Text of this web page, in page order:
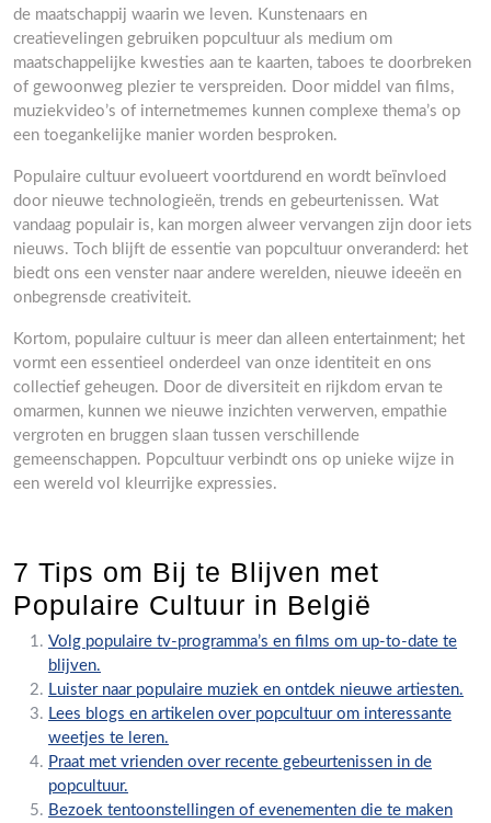
de maatschappij waarin we leven. Kunstenaars en
creatievelingen gebruiken popcultuur als medium om
maatschappelijke kwesties aan te kaarten, taboes te doorbreken
of gewoonweg plezier te verspreiden. Door middel van films,
muziekvideo’s of internetmemes kunnen complexe thema’s op
een toegankelijke manier worden besproken.
Populaire cultuur evolueert voortdurend en wordt beïnvloed
door nieuwe technologieën, trends en gebeurtenissen. Wat
vandaag populair is, kan morgen alweer vervangen zijn door iets
nieuws. Toch blijft de essentie van popcultuur onveranderd: het
biedt ons een venster naar andere werelden, nieuwe ideeën en
onbegrensde creativiteit.
Kortom, populaire cultuur is meer dan alleen entertainment; het
vormt een essentieel onderdeel van onze identiteit en ons
collectief geheugen. Door de diversiteit en rijkdom ervan te
omarmen, kunnen we nieuwe inzichten verwerven, empathie
vergroten en bruggen slaan tussen verschillende
gemeenschappen. Popcultuur verbindt ons op unieke wijze in
een wereld vol kleurrijke expressies.
7 Tips om Bij te Blijven met
Populaire Cultuur in België
Volg populaire tv-programma’s en films om up-to-date te
blijven.
Luister naar populaire muziek en ontdek nieuwe artiesten.
Lees blogs en artikelen over popcultuur om interessante
weetjes te leren.
Praat met vrienden over recente gebeurtenissen in de
popcultuur.
Bezoek tentoonstellingen of evenementen die te maken